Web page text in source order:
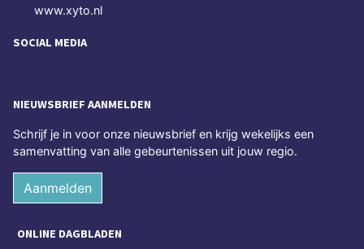
www.xyto.nl
SOCIAL MEDIA
NIEUWSBRIEF AANMELDEN
Schrijf je in voor onze nieuwsbrief en krijg wekelijks een
samenvatting van alle gebeurtenissen uit jouw regio.
Aanmelden
ONLINE DAGBLADEN